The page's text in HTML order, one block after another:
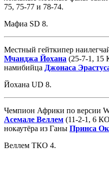
75, 75-77 и 78-74.
Мафиа SD 8.
Местный гейткипер
Мчанджа Йохана (25-7-1, 15
намибийца Джонаса
Йохана UD 8.
Чемпион Африки по версии
Асемале Веллем (11-2-1, 6
нокаутёра из Ганы Принса
Веллем ТКО 4.